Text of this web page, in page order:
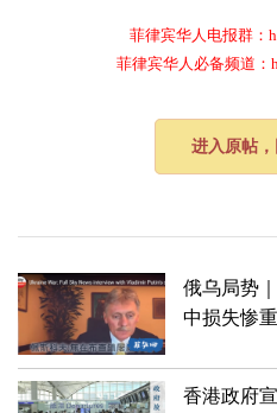
菲律宾华人电报群：
菲律宾华人必备频道：
进入原帖
俄乌局势
中损失惨重
香港政府